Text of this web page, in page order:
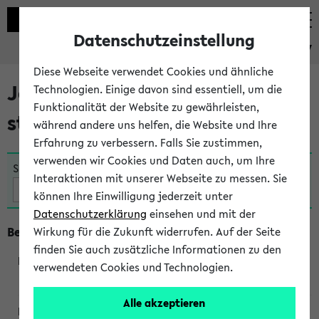
eKVV
Jetzt und in Kürze
stattfindende Veranstaltungen
Suche:
Beginn um 13 Uhr
Datenschutzeinstellung
Diese Webseite verwendet Cookies und ähnliche
Technologien. Einige davon sind essentiell, um die
Funktionalität der Website zu gewährleisten,
während andere uns helfen, die Website und Ihre
Erfahrung zu verbessern. Falls Sie zustimmen,
verwenden wir Cookies und Daten auch, um Ihre
Interaktionen mit unserer Webseite zu messen. Sie
können Ihre Einwilligung jederzeit unter
Datenschutzerklärung einsehen und mit der
Wirkung für die Zukunft widerrufen. Auf der Seite
finden Sie auch zusätzliche Informationen zu den
verwendeten Cookies und Technologien.
Alle akzeptieren